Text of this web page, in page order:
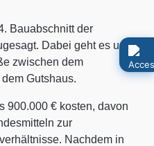
Bauabschnitt der
Dabei geht es um
zwischen dem
Gutshaus.
900.000 € kosten, davon
zur
Nachdem in